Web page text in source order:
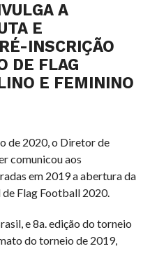
A
E
INSCRIÇÃO
DE FLAG
E FEMININO
de 2020, o Diretor de
comunicou aos
em 2019 a abertura da
Flag Football 2020.
e 8a. edição do torneio
do torneio de 2019,